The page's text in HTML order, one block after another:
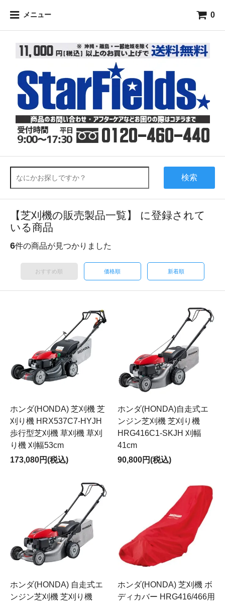
メニュー 0
検索
【芝刈機の販売製品一覧】 に登録されて
いる商品
6件の商品が見つかりました
おすすめ順 価格順 新着順
ホンダ(HONDA) 芝刈機 芝
刈り機 HRX537C7-HYJH
歩行型芝刈機 草刈機 草刈
り機 刈幅53cm
173,080円(税込)
ホンダ(HONDA)自走式エ
ンジン芝刈機 芝刈り機
HRG416C1-SKJH 刈幅
41cm
90,800円(税込)
ホンダ(HONDA) 自走式エ
ンジン芝刈機 芝刈り機
ホンダ(HONDA) 芝刈機 ボ
ディカバー HRG416/466用